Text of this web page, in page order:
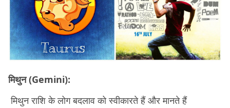
मिथुन (Gemini):
मिथुन राशि के लोग बदलाव को स्वीकारते हैं और मानते हैं